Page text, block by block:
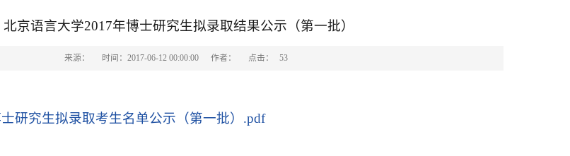
北京语言大学2017年博士研究生拟录取结果公示（第一批）
来源： 时间：2017-06-12 00:00:00 作者： 点击： 53
研究生拟录取考生名单公示（第一批）.pdf